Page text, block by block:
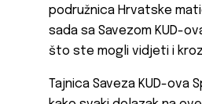
podružnica Hrvatske
sada sa Savezom KUD-
što ste mogli vidjeti i
Tajnica Saveza KUD-ova